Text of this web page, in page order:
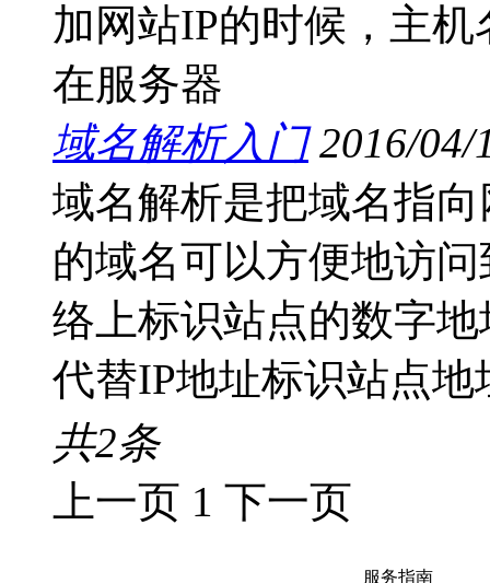
加网站IP的时候，主
在服务器
域名解析入门 2016/04/
域名解析是把域名指
的域名可以方便地访
络上标识站点的数字
代替IP地址标识站点
共2条
上一页 1 下一页
服务指南